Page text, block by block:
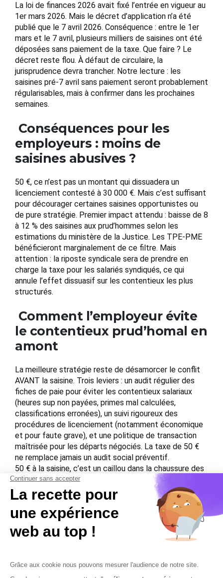
La loi de finances 2026 avait fixé l’entrée en vigueur au
1er mars 2026. Mais le décret d’application n’a été
publié que le 7 avril 2026. Conséquence : entre le 1er
mars et le 7 avril, plusieurs milliers de saisines ont été
déposées sans paiement de la taxe. Que faire ? Le
décret reste flou. À défaut de circulaire, la
jurisprudence devra trancher. Notre lecture : les
saisines pré-7 avril sans paiement seront probablement
régularisables, mais à confirmer dans les prochaines
semaines.
Conséquences pour les
employeurs : moins de
saisines abusives ?
50 €, ce n’est pas un montant qui dissuadera un
licenciement contesté à 30 000 €. Mais c’est suffisant
pour décourager certaines saisines opportunistes ou
de pure stratégie. Premier impact attendu : baisse de 8
à 12 % des saisines aux prud’hommes selon les
estimations du ministère de la Justice. Les TPE-PME
bénéficieront marginalement de ce filtre. Mais
attention : la riposte syndicale sera de prendre en
charge la taxe pour les salariés syndiqués, ce qui
annule l’effet dissuasif sur les contentieux les plus
structurés.
Comment l’employeur évite
le contentieux prud’homal en
amont
La meilleure stratégie reste de désamorcer le conflit
AVANT la saisine. Trois leviers : un audit régulier des
fiches de paie pour éviter les contentieux salariaux
(heures sup non payées, primes mal calculées,
classifications erronées), un suivi rigoureux des
procédures de licenciement (notamment économique
et pour faute grave), et une politique de transaction
maîtrisée pour les départs négociés. La taxe de 50 €
ne remplace jamais un audit social préventif.
50 € à la saisine, c’est un caillou dans la chaussure des
contentieux abusifs, pas une digue contre les vrais
risques prud’homaux. La meilleure protection reste
l’audit social et l’audit paie en amont.
Cobham
accompagne les TPE et les experts-comptables
dans la sécurisation préventive.